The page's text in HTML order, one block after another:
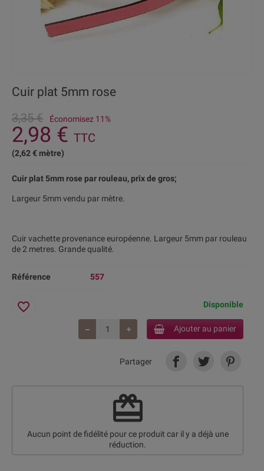
Cuir plat 5mm rose
3,35 €
Économisez 11%
2,98 € TTC
(2,62 € mètre)
Cuir plat 5mm rose par rouleau, prix de gros;
Largeur 5mm vendu par mètre.
Cuir vachette provenance européenne. Largeur 5mm par rouleau
de 2 metres. Grande qualité.
Référence 557
Disponible
Ajouter au panier
favorite_border
Partager
redeem
Aucun point de fidélité pour ce produit car il y a déjà une
réduction.